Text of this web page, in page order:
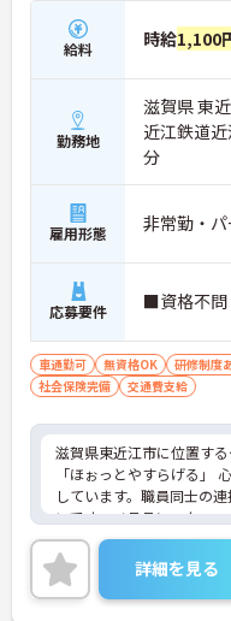
給料 時給1,100
勤務地
滋賀県 東
近江鉄道
分
雇用形態 非常勤・
応募要件 ■資格不問
車通勤可 無資格OK 研修制度
社会保険完備
交通費支給
滋賀県東近江市に位置する
「ほぉっとやすらげる」
しています。職員同士の
いです。ベテランスタッ
もしっかりとあり、介護
てスタートいただけます。
接対策ポイントなど、さ
すのでお気軽にご相談く
詳細を見る